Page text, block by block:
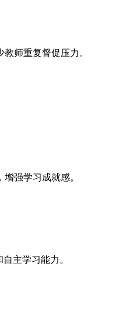
师重复督促压力。
强学习成就感。
主学习能力。